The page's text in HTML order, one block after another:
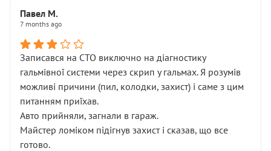
Павел М.
7 months ago
Записався на СТО виключно на діагностику
гальмівної системи через скрип у гальмах. Я розумів
можливі причини (пил, колодки, захист) і саме з цим
питанням приїхав.
Авто прийняли, загнали в гараж.
Майстер ломіком підігнув захист і сказав, що все
готово.